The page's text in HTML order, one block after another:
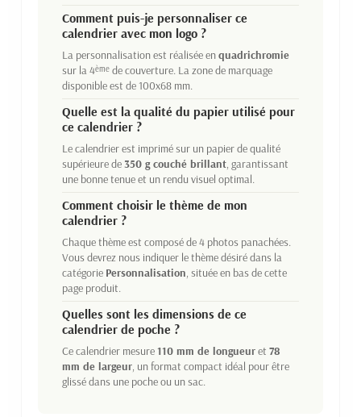
Comment puis-je personnaliser ce
calendrier avec mon logo ?
La personnalisation est réalisée enquadrichromie
sur la 4ème de couverture. La zone de marquage
disponible est de 100x68 mm.
Quelle est la qualité du papier utilisé pour
ce calendrier ?
Le calendrier est imprimé sur un papier de qualité
supérieure de350 g couché brillant, garantissant
une bonne tenue et un rendu visuel optimal.
Comment choisir le thème de mon
calendrier ?
Chaque thème est composé de 4 photos panachées.
Vous devrez nous indiquer le thème désiré dans la
catégorie Personnalisation, située en bas de cette
page produit.
Quelles sont les dimensions de ce
calendrier de poche ?
Ce calendrier mesure110 mm de longueuret 78
mm de largeur, un format compact idéal pour être
glissé dans une poche ou un sac.